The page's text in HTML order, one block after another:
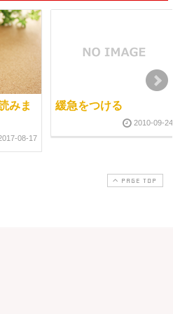
みま
08-17
緩急をつける
2010-09-24
PAGE TOP